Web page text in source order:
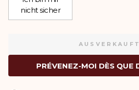
nicht sicher
AUSVERKAUFT
PRÉVENEZ-MOI DÈS QUE